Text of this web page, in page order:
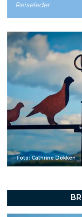
Reiseleder
Foto: Cathrine Dokken